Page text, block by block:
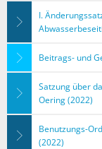
I.
Beitrags- und
Satzung über
Oering (2022)
Benutzungs-
(2022)